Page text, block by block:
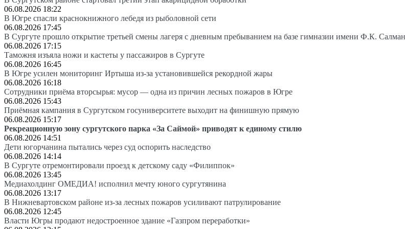
06.08.2026 18:22
В Югре спасли краснокнижного лебедя из рыболовной сети
06.08.2026 17:45
В Сургуте прошло открытие третьей смены лагеря с дневным пребыванием на базе гимназии имени Ф.К.
06.08.2026 17:15
Таможня изъяла ножи и кастеты у пассажиров в Сургуте
06.08.2026 16:45
В Югре усилен мониторинг Иртыша из-за установившейся рекордной жары
06.08.2026 16:18
Сотрудники приёма вторсырья: мусор — одна из причин лесных пожаров в Югре
06.08.2026 15:43
Приёмная кампания в Сургутском госуниверситете выходит на финишную прямую
06.08.2026 15:17
Рекреационную зону сургутского парка «За Саймой» приводят к единому стилю
06.08.2026 14:51
Дети югорчанина пытались через суд оспорить наследство
06.08.2026 14:14
В Сургуте отремонтировали проезд к детскому саду «Филиппок»
06.08.2026 13:45
Медиахолдинг ОМЕДИА! исполнил мечту юного сургутянина
06.08.2026 13:17
В Нижневартовском районе из-за лесных пожаров усиливают патрулирование
06.08.2026 12:45
Власти Югры продают недостроенное здание «Газпром переработки»